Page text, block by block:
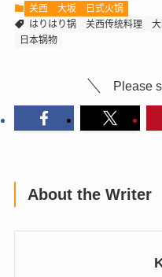
关西 大坂
日式火锅
はりはり锅
关西传统料理
日本锅物
Please
About the Writer